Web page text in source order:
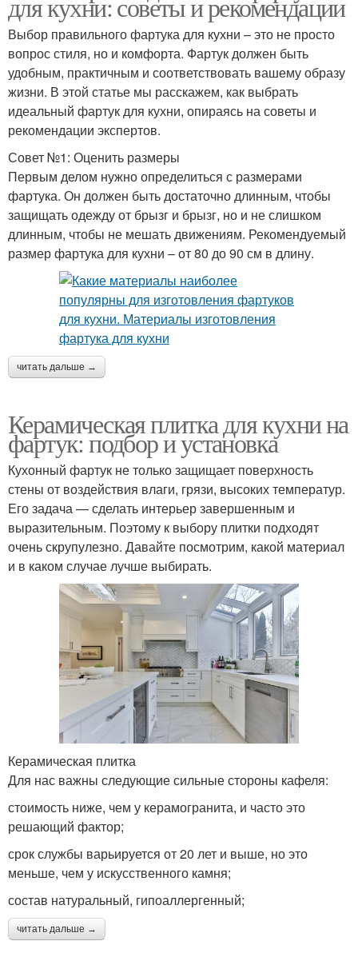
Выбор правильного фартука для кухни – это не просто
вопрос стиля, но и комфорта. Фартук должен быть
удобным, практичным и соответствовать вашему образу
жизни. В этой статье мы расскажем, как выбрать
идеальный фартук для кухни, опираясь на советы и
рекомендации экспертов.
Совет №1: Оценить размеры
Первым делом нужно определиться с размерами
фартука. Он должен быть достаточно длинным, чтобы
защищать одежду от брызг и брызг, но и не слишком
длинным, чтобы не мешать движениям. Рекомендуемый
размер фартука для кухни – от 80 до 90 см в длину.
читать дальше →
Керамическая плитка для кухни на
фартук: подбор и установка
Кухонный фартук не только защищает поверхность
стены от воздействия влаги, грязи, высоких температур.
Его задача — сделать интерьер завершенным и
выразительным. Поэтому к выбору плитки подходят
очень скрупулезно. Давайте посмотрим, какой материал
и в каком случае лучше выбирать.
Керамическая плитка
Для нас важны следующие сильные стороны кафеля:
стоимость ниже, чем у керамогранита, и часто это
решающий фактор;
срок службы варьируется от 20 лет и выше, но это
меньше, чем у искусственного камня;
состав натуральный, гипоаллергенный;
читать дальше →